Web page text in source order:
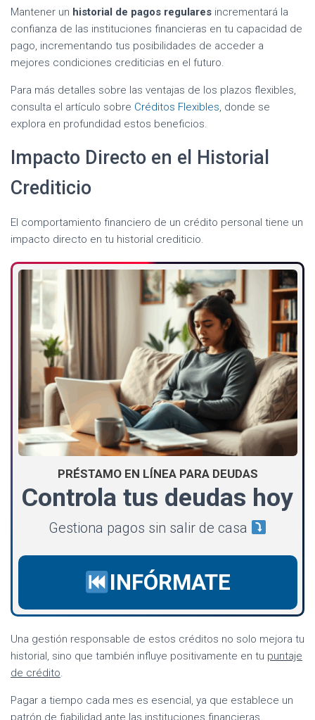
Mantener un historial de pagos regulares incrementará la
confianza de las instituciones financieras en tu capacidad de
pago, incrementando tus posibilidades de acceder a
mejores condiciones crediticias en el futuro.
Para más detalles sobre las ventajas de los plazos flexibles,
consulta el artículo sobre Créditos Flexibles, donde se
explora en profundidad estos beneficios.
Impacto Directo en el Historial
Crediticio
El comportamiento financiero de un crédito personal tiene un
impacto directo en tu historial crediticio.
PRÉSTAMO EN LÍNEA PARA DEUDAS
Controla tus deudas hoy
Gestiona pagos sin salir de casa
INFÓRMATE
Una gestión responsable de estos créditos no solo mejora tu
historial, sino que también influye positivamente en tu puntaje
de crédito.
Pagar a tiempo cada mes es esencial, ya que establece un
patrón de fiabilidad ante las instituciones financieras.